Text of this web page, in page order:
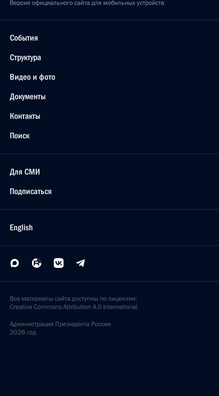
Версия официального сайта для мобильных устройств
События
Структура
Видео и фото
Документы
Контакты
Поиск
Для СМИ
Подписаться
English
Все материалы сайта доступны по лицензии:
Creative Commons Attribution 4.0 International
Администрация Президента России
2026 год